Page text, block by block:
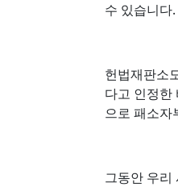
수 있습니다.
헌법재판소
다고 인정한
으로 패소자
그동안 우리